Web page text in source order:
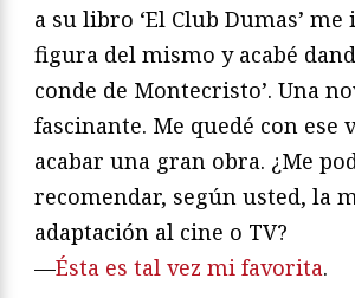
a su libro ‘El Club Dumas’
figura del mismo y acabé
conde de Montecristo’. Una
fascinante. Me quedé con ese
acabar una gran obra. ¿Me
recomendar, según usted, la
adaptación al cine o TV?
—Ésta es tal vez mi favorita.